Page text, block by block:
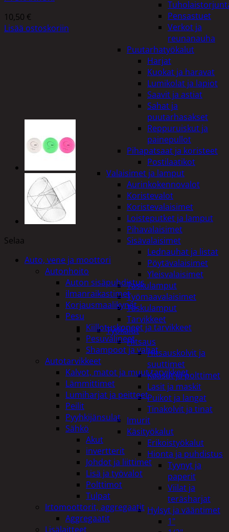
Pensastuet
Verkot ja
reunanauha
Puutarhatyökalut
Harjat
Kuokat ja haravat
Lumikolat ja lapiot
Saavit ja astiat
Sahat ja
puutarhasakset
Reppuruiskut ja
painepullot
Pihapatsaat ja koristeet
Postilaatikot
Valaisimet ja lamput
Aurinkokennovalot
Koristevalot
Koristevalaisimet
Loisteputket ja lamput
Pihavalaisimet
Sisävalaisimet
Lednauhat ja listat
Pöytävalaisimet
Yleisvalaisimet
Taskulamput
Työmaavalaisimet
Taskulamput
Tarvikkeet
Työkalut
Hitsaus
Hitsauskolvit ja
suuttimet
Kaasut ja polttimet
Lasit ja maskit
Puikot ja langat
Tinakolvit ja tinat
Imurit
Käsityökalut
Erikoistyökalut
Hionta ja puhdistus
Tyynyt ja
paperit
Viilat ja
teräsharjat
Hylsyt ja vääntimet
1"
10,50 €
Lisää ostoskoriin
Selaa
Auto, vene ja moottori
Autonhoito
Auton sisäpuhdistus
ilmanraikastimet
Korjausmaalikynät
Pesu
Kiillotuskoneet ja tarvikkeet
Pesuvälineet
Shampoot ja vahat
Autotarvikkeet
Kalvot, matot ja muut tarvikkeet
Lämmittimet
Lumiharjat ja peitteet
Peilit
Pyyhkijänsulat
Sähkö
Akut
invertterit
Johdot ja liittimet
Lisä ja työvalot
Polttimot
Tulpat
Irtomoottorit, aggregaatit
Aggregaatit
Lisälaitteet